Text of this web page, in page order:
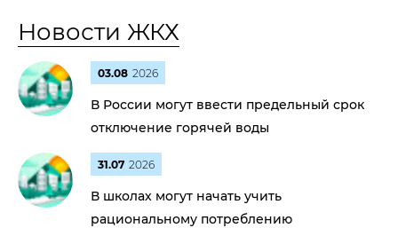
Новости ЖКХ
03.08 2026
В России могут ввести предельный срок
отключение горячей воды
31.07 2026
В школах могут начать учить
рациональному потреблению